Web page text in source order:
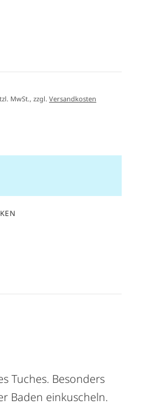
MwSt., zzgl.Versandkosten
Tuches. Besonders
Baden einkuscheln.